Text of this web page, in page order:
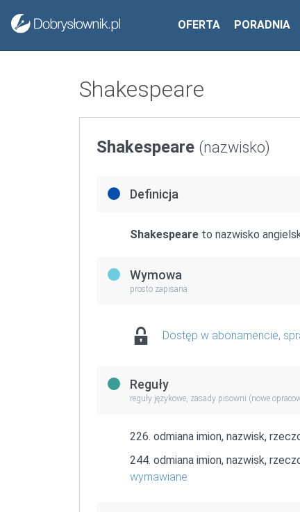
OFERTA PORADNIA
Shakespeare
Shakespeare (nazwisko)
Definicja
Shakespeare to nazwisko
Wymowa
prosto zapisana
Dostęp w abonamencie,
Reguły
reguły językowe, zasady pisowni (nowe
226. odmiana imion, nazwisk,
244. odmiana imion, nazwisk,
wymawiane